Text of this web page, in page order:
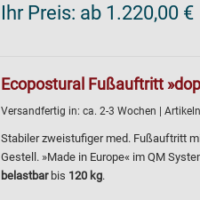
Ihr Preis: ab 1.220,00 €
Ecopostural Fußauftritt
Versandfertig in: ca. 2-3 Wochen |
Stabiler zweistufiger med. Fußauftritt
Gestell. »Made in Europe« im QM
belastbarbis 120 kg.